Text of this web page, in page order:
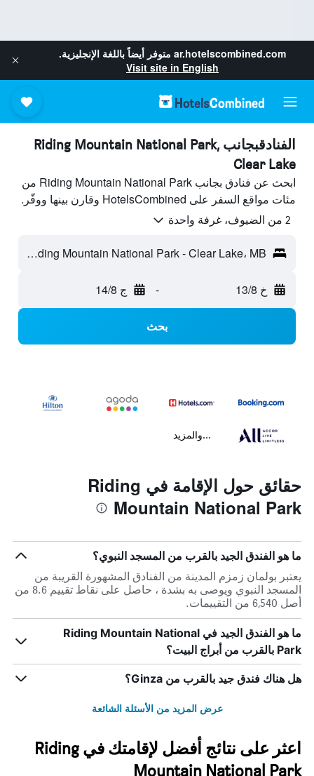
ar.hotelscombined.com متوفر أيضاً باللغة الإنجليزية.
Visit site in English
الفنادقبجانب Riding Mountain National Park,
Clear Lake
ابحث عن فنادق بجانب Riding Mountain National Park من
مئات مواقع السفر على HotelsCombined وقارن بينها ووفّر.
2 من الضيوف، غرفة واحدة
Riding Mountain National Park - Clear Lake، MB، كندا
خ 13/8 - ج 14/8
بحث
...والمزيد
حقائق حول الإقامة في Riding
Mountain National Park
ما هو الفندق الجيد بالقرب من المسجد النبوي؟
يعتبر بولمان زمزم المدينة من الفنادق المشهورة القريبة من
المسجد النبوي ويوصى به بشدة ، حاصل على نقاط تقييم 8.6 من
أصل 6,540 من التقييمات.
ما هو الفندق الجيد في Riding Mountain National
Park بالقرب من أبراج البيت؟
هل هناك فندق جيد بالقرب من Ginza؟
عرض المزيد من الأسئلة الشائعة
اعثر على نتائج أفضل لإقامتك في Riding
Mountain National Park